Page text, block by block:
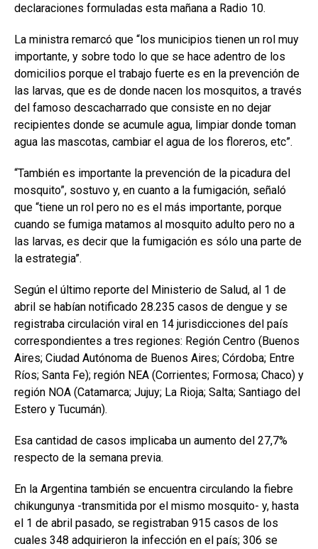
declaraciones formuladas esta mañana a Radio 10.
La ministra remarcó que “los municipios tienen un rol muy
importante, y sobre todo lo que se hace adentro de los
domicilios porque el trabajo fuerte es en la prevención de
las larvas, que es de donde nacen los mosquitos, a través
del famoso descacharrado que consiste en no dejar
recipientes donde se acumule agua, limpiar donde toman
agua las mascotas, cambiar el agua de los floreros, etc”.
“También es importante la prevención de la picadura del
mosquito”, sostuvo y, en cuanto a la fumigación, señaló
que “tiene un rol pero no es el más importante, porque
cuando se fumiga matamos al mosquito adulto pero no a
las larvas, es decir que la fumigación es sólo una parte de
la estrategia”.
Según el último reporte del Ministerio de Salud, al 1 de
abril se habían notificado 28.235 casos de dengue y se
registraba circulación viral en 14 jurisdicciones del país
correspondientes a tres regiones: Región Centro (Buenos
Aires; Ciudad Autónoma de Buenos Aires; Córdoba; Entre
Ríos; Santa Fe); región NEA (Corrientes; Formosa; Chaco) y
región NOA (Catamarca; Jujuy; La Rioja; Salta; Santiago del
Estero y Tucumán).
Esa cantidad de casos implicaba un aumento del 27,7%
respecto de la semana previa.
En la Argentina también se encuentra circulando la fiebre
chikungunya -transmitida por el mismo mosquito- y, hasta
el 1 de abril pasado, se registraban 915 casos de los
cuales 348 adquirieron la infección en el país; 306 se